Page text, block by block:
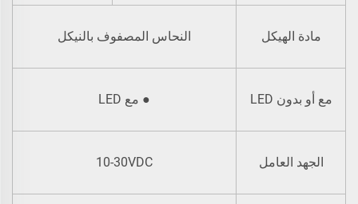
مادة الهيكل النحاس المصفوف بالنيكل
مع أو بدون LED
● مع LED
الجهد العامل 10-30VDC